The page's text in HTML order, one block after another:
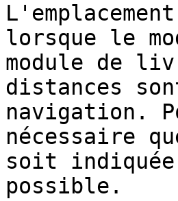
lorsque le
module de
distances
navigation.
nécessaire
soit
possible.